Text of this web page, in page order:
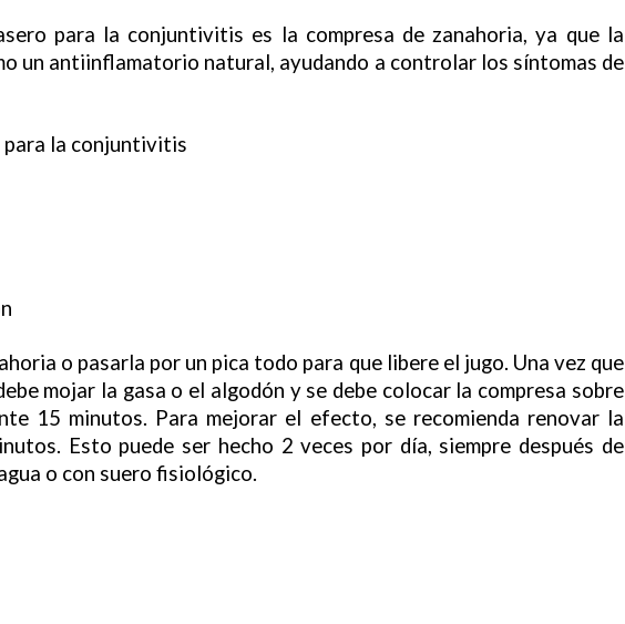
para la conjuntivitis es la compresa de zanahoria, ya que la
un antiinflamatorio natural, ayudando a controlar los síntomas de
o pasarla por un pica todo para que libere el jugo. Una vez que
mojar la gasa o el algodón y se debe colocar la compresa sobre
15 minutos. Para mejorar el efecto, se recomienda renovar la
Esto puede ser hecho 2 veces por día, siempre después de
o con suero fisiológico.